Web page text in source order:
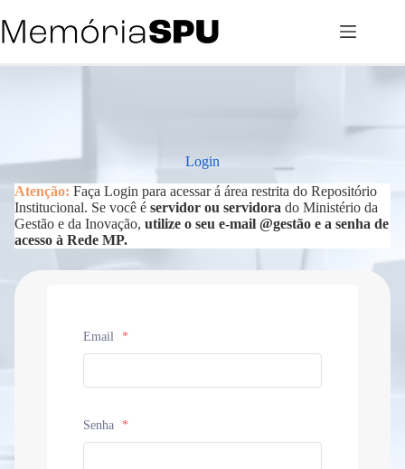
para
o
Login
Atenção: Faça Login para acessar á área restrita do Repositório
Institucional. Se você é servidor ou servidora do Ministério da
Gestão e da Inovação, utilize o seu e-mail @gestão e a senha de
acesso à Rede MP.
Email *
Senha *